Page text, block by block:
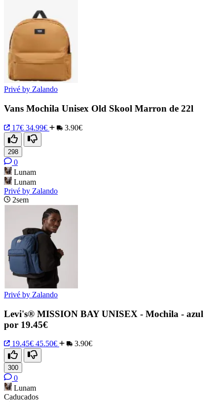
Privé by Zalando
Vans Mochila Unisex Old Skool Marron de 22l
17€ 34.99€ 3.90€
298
0
Lunam
Lunam
Privé by Zalando
2sem
Privé by Zalando
Levi's® MISSION BAY UNISEX - Mochila - azul
por 19.45€
19.45€ 45.50€ 3.90€
300
0
Lunam
Caducados